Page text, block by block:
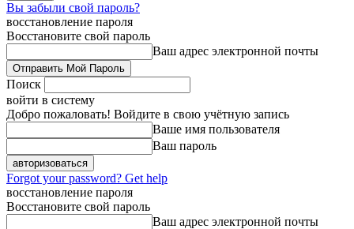
Вы забыли свой пароль?
восстановление пароля
Восстановите свой пароль
Ваш адрес электронной почты
Поиск
войти в систему
Добро пожаловать! Войдите в свою учётную запись
Ваше имя пользователя
Ваш пароль
Forgot your password? Get help
восстановление пароля
Восстановите свой пароль
Ваш адрес электронной почты